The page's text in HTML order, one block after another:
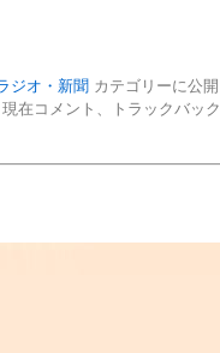
ジオ・新聞 カテゴリーに公開
在コメント、トラックバック